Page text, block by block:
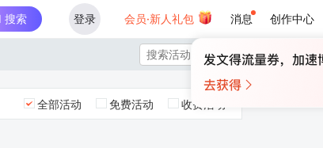
搜索 登录 会员·新人礼包 消息 创作中心

全部活动 免费活动 收费活动